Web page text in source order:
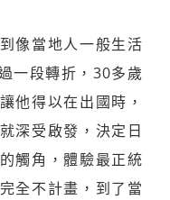
像當地人一般生活
一段轉折，30多歲
他得以在出國時，
深受啟發，決定日
觸角，體驗最正統
全不計畫，到了當